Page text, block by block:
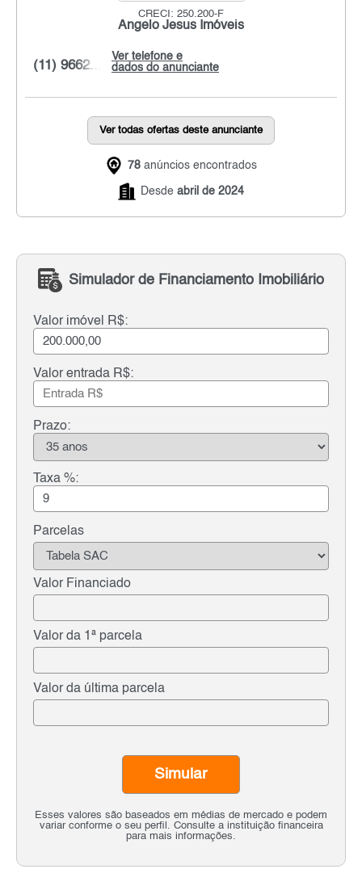
CRECI: 250.200-F
Ângelo Jesus Imóveis
Ver telefone e
dados do anunciante
(11) 9662...
Ver todas ofertas deste anunciante
78 anúncios encontrados
Desde abril de 2024
Simulador de Financiamento Imobiliário
Valor imóvel R$:
Valor entrada R$:
Prazo:
Taxa %:
Parcelas
Valor Financiado
Valor da 1ª parcela
Valor da última parcela
Esses valores são baseados em médias de mercado e podem
variar conforme o seu perfil. Consulte a instituição financeira
para mais informações.
Simular